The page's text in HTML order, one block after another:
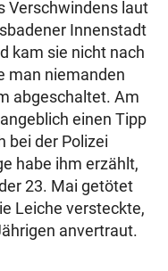
Verschwindens laut
Innenstadt
kam sie nicht nach
man niemanden
abgeschaltet. Am
einen Tipp
bei der Polizei
habe ihm erzählt,
23. Mai getötet
Leiche versteckte,
anvertraut.